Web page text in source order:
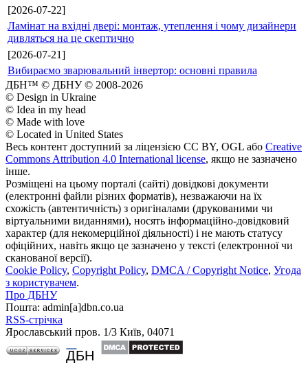
[2026-07-22]
Ламінат на вхідні двері: монтаж, утеплення і чому дизайнери
дивляться на це скептично
[2026-07-21]
Вибираємо зварювальний інвертор: основні правила
ДБН™ © ДБНУ © 2008-2026
© Design in Ukraine
© Idea in my head
© Made with love
© Located in United States
Весь контент доступний за ліцензією CC BY, OGL або Creative
Commons Attribution 4.0 International license, якщо не зазначено
інше.
Розміщені на цьому порталі (сайті) довідкові документи
(електронні файли різних форматів), незважаючи на їх
схожість (автентичність) з оригіналами (друкованими чи
віртуальними виданнями), носять інформаційно-довідковий
характер (для некомерційної діяльності) і не мають статусу
офіційних, навіть якщо це зазначено у тексті (електронної чи
сканованої версії).
Cookie Policy, Copyright Policy, DMCA / Copyright Notice, Угода
з користувачем.
Про ДБНУ
Пошта: admin[а]dbn.co.ua
RSS-стрічка
Ярославський пров. 1/3 Київ, 04071